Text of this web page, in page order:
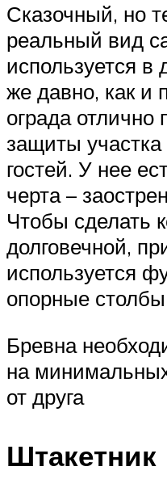
Сказочный, но
реальный вид
используется в
же давно, как и
ограда отлично
защиты
гостей. У нее
черта –
Чтобы сделать
долговечной,
используется
опорные
Бревна
на
от друга
Штакетник